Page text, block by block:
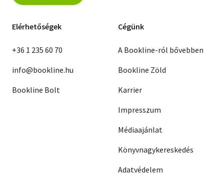
Elérhetőségek
+36 1 235 60 70
info@bookline.hu
Bookline Bolt
Cégünk
A Bookline-ról bővebben
Bookline Zöld
Karrier
Impresszum
Médiaajánlat
Könyvnagykereskedés
Adatvédelem